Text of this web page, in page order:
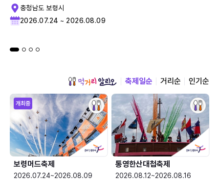
충청남도 보령시
2026.07.24 ~ 2026.08.09
축제일순 거리순 인기순
개최중
보령머드축제
2026.07.24~2026.08.09
통영한산대첩축제
2026.08.12~2026.08.16